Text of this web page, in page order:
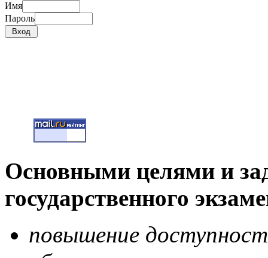
Имя
Пароль
Основными целями и
государственного
повышение